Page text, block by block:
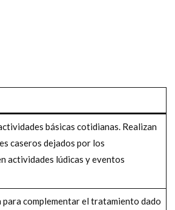
básicas cotidianas. Realizan
caseros dejados por los
actividades lúdicas y eventos
complementar el tratamiento dado